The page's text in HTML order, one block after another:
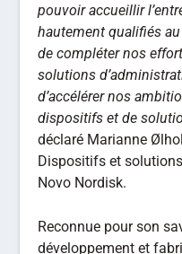
pouvoir accueillir
hautement qualifiés
de compléter nos
solutions
d’accélérer nos
dispositifs et de
déclaré Marianne
Dispositifs et
Novo Nordisk.
Reconnue pour son
développement et